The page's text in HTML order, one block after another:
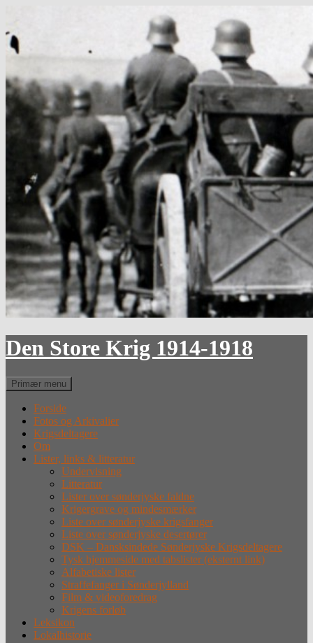
indhold
Den Store Krig 1914-1918
Søg
Primær menu
Forside
Fotos og Arkivalier
Krigsdeltagere
Om
Lister, links & litteratur
Undervisning
Litteratur
Lister over sønderjyske faldne
Krigergrave og mindesmærker
Liste over sønderjyske krigsfanger
Liste over sønderjyske desertører
DSK – Dansksindede Sønderjyske Krigsdeltagere
Tysk hjemmeside med tabslister (eksternt link)
Alfabetiske lister
Straffefanger i Sønderjylland
Film & videoforedrag
Krigens forløb
Leksikon
Lokalhistorie